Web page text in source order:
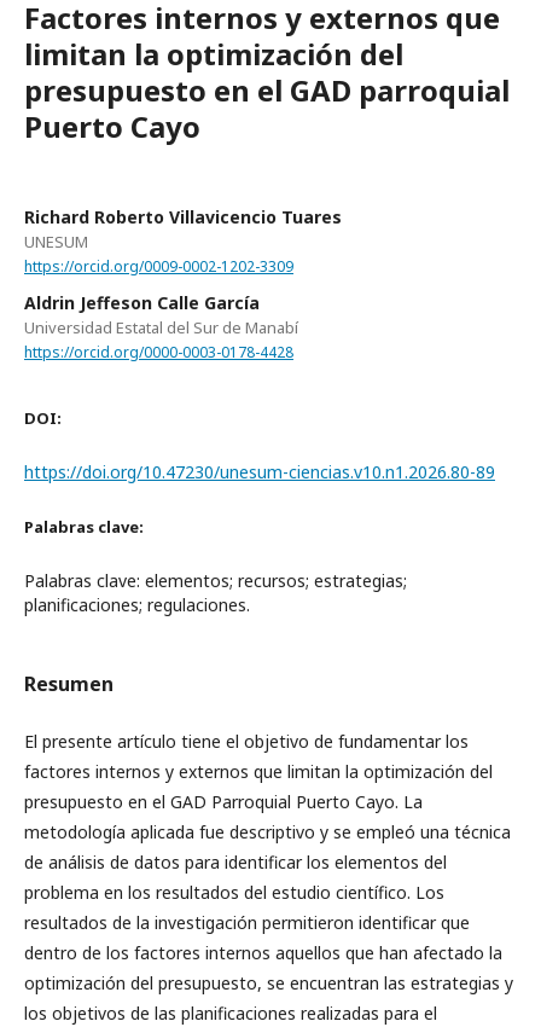
Factores internos y externos que
limitan la optimización del
presupuesto en el GAD parroquial
Puerto Cayo
Richard Roberto Villavicencio Tuares
UNESUM
https://orcid.org/0009-0002-1202-3309
Aldrin Jeffeson Calle García
Universidad Estatal del Sur de Manabí
https://orcid.org/0000-0003-0178-4428
DOI:
https://doi.org/10.47230/unesum-ciencias.v10.n1.2026.80-89
Palabras clave:
Palabras clave: elementos; recursos; estrategias;
planificaciones; regulaciones.
Resumen
El presente artículo tiene el objetivo de fundamentar los
factores internos y externos que limitan la optimización del
presupuesto en el GAD Parroquial Puerto Cayo. La
metodología aplicada fue descriptivo y se empleó una técnica
de análisis de datos para identificar los elementos del
problema en los resultados del estudio científico. Los
resultados de la investigación permitieron identificar que
dentro de los factores internos aquellos que han afectado la
optimización del presupuesto, se encuentran las estrategias y
los objetivos de las planificaciones realizadas para el